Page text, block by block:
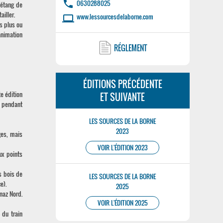
de
plus ou
édition
mais
points
bois de
Nord.
du train
phone 0630288025
laptop www.lessourcesdelaborne.com
RÉGLEMENT
ÉDITIONS PRÉCÉDENTE
ET SUIVANTE
LES SOURCES DE LA BORNE
2023
VOIR L'ÉDITION 2023
LES SOURCES DE LA BORNE
2025
VOIR L'ÉDITION 2025